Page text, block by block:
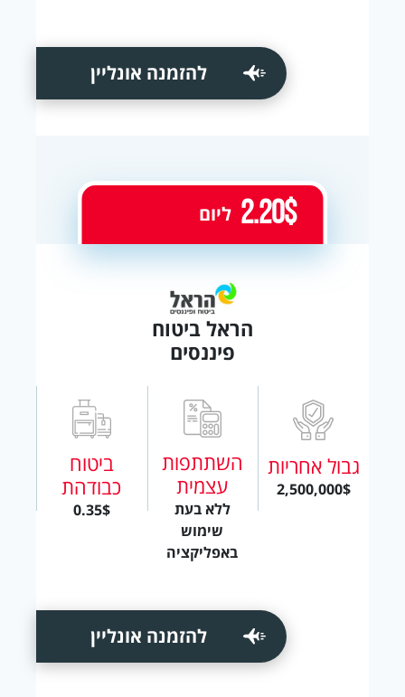
להזמנה אונליין
הראל ביטוח
פיננסים
גבול אחריות
2,500,000$
השתתפות
עצמית
ללא בעת
שימוש
באפליקציה
ביטוח
כבודהת
0.35$
2.20$ ליום
להזמנה אונליין